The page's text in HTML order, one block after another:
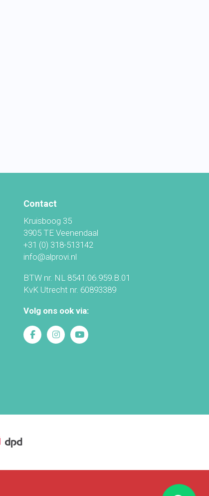
Contact
Kruisboog 35
3905 TE Veenendaal
+31 (0) 318-513142
info@alprovi.nl
BTW nr. NL 8541.06.959.B.01
KvK Utrecht nr. 60893389
Volg ons ook via: